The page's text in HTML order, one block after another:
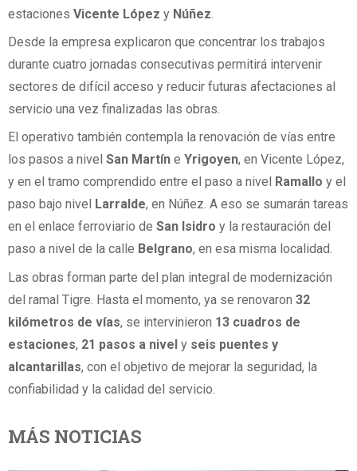
estaciones Vicente López y Núñez.
Desde la empresa explicaron que concentrar los trabajos
durante cuatro jornadas consecutivas permitirá intervenir
sectores de difícil acceso y reducir futuras afectaciones al
servicio una vez finalizadas las obras.
El operativo también contempla la renovación de vías entre
los pasos a nivel San Martín e Yrigoyen, en Vicente López,
y en el tramo comprendido entre el paso a nivel
Ramallo y el
paso bajo nivel
Larralde, en Núñez. A eso se sumarán tareas
en el enlace ferroviario de San Isidro y la restauración del
paso a nivel de la calle Belgrano, en esa misma localidad.
Las obras forman parte del plan integral de modernización
del ramal Tigre. Hasta el momento, ya se renovaron 32
kilómetros de vías, se intervinieron 13 cuadros de
estaciones, 21 pasos a nivel y seis puentes y
alcantarillas, con el objetivo de mejorar la seguridad, la
confiabilidad y la calidad del servicio.
MÁS NOTICIAS